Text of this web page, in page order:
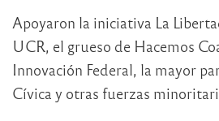
Apoyaron la iniciativa La
UCR, el grueso de Hacemos
Innovación Federal, la mayor
Cívica y otras fuerzas